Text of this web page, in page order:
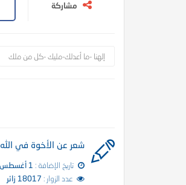
مشاركة
إلهنا -ما أعدلك-مليك -كل من ملك
شعر عن الأخوة في الله
تاريخ الإضافة : 1 أغسطس, 2026
عدد الزوار : 18017 زائر